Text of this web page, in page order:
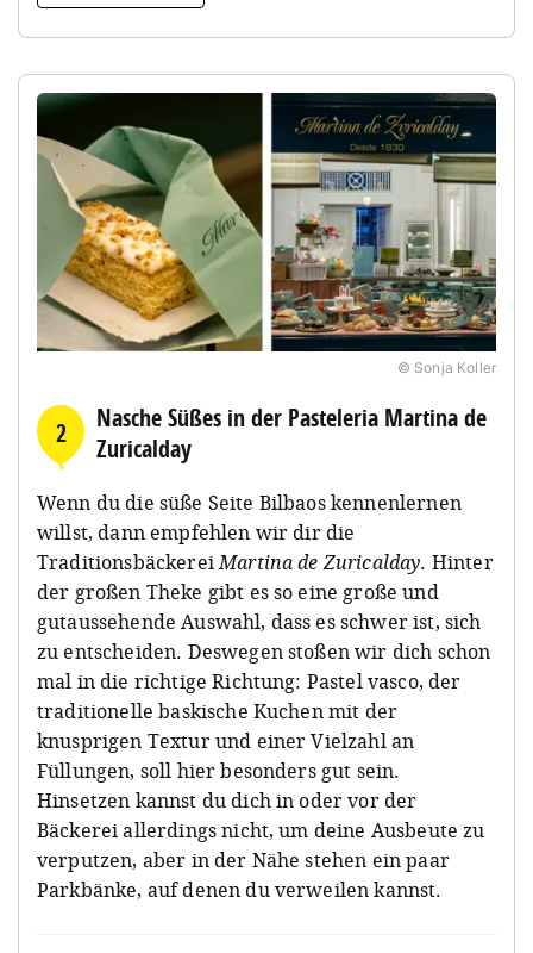
© Sonja Koller
2
Nasche Süßes in der Pasteleria Martina de
Zuricalday
Wenn du die süße Seite Bilbaos kennenlernen
willst, dann empfehlen wir dir die
TraditionsbäckereiMartina de Zuricalday. Hinter
der großen Theke gibt es so eine große und
gutaussehende Auswahl, dass es schwer ist, sich
zu entscheiden. Deswegen stoßen wir dich schon
mal in die richtige Richtung: Pastel vasco, der
traditionelle baskische Kuchen mit der
knusprigen Textur und einer Vielzahl an
Füllungen, soll hier besonders gut sein.
Hinsetzen kannst du dich in oder vor der
Bäckerei allerdings nicht, um deine Ausbeute zu
verputzen, aber in der Nähe stehen ein paar
Parkbänke, auf denen du verweilen kannst.